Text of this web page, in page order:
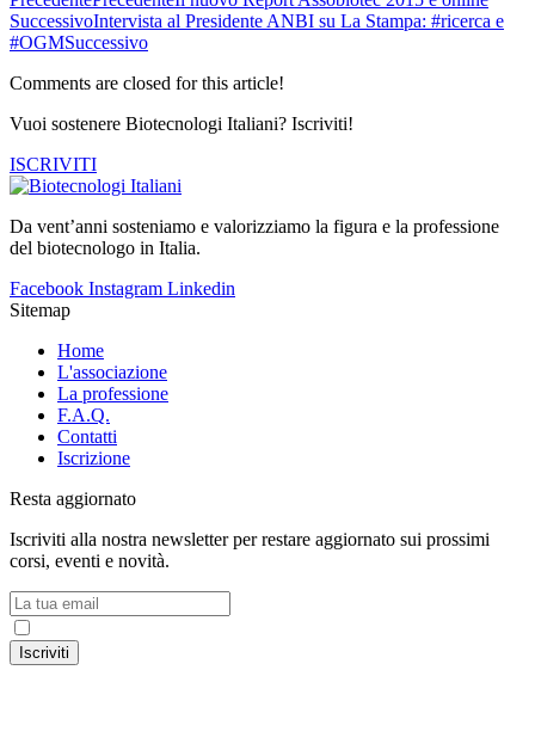
SuccessivoIntervista al Presidente ANBI su La Stampa: #ricerca e
#OGMSuccessivo
Comments are closed for this article!
Vuoi sostenere Biotecnologi Italiani? Iscriviti!
ISCRIVITI
Da vent’anni sosteniamo e valorizziamo la figura e la professione
del biotecnologo in Italia.
Facebook Instagram Linkedin
Sitemap
Home
L'associazione
La professione
F.A.Q.
Contatti
Iscrizione
Resta aggiornato
Iscriviti alla nostra newsletter per restare aggiornato sui prossimi
corsi, eventi e novità.
Iscriviti